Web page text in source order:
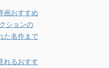
画おすすめ
ションの
た名作まで
れるおすす